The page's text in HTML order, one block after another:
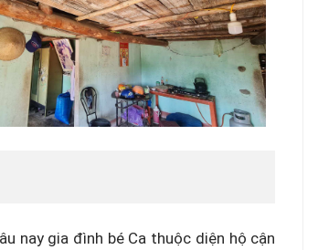
nay gia đình bé Ca thuộc diện hộ cận